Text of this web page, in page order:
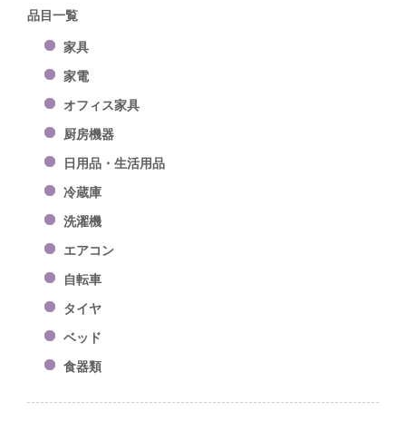
品目一覧
家具
家電
オフィス家具
厨房機器
日用品・生活用品
冷蔵庫
洗濯機
エアコン
自転車
タイヤ
ベッド
食器類